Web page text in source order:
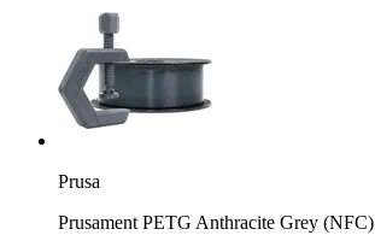
Prusa
Prusament PETG Anthracite Grey (NFC)